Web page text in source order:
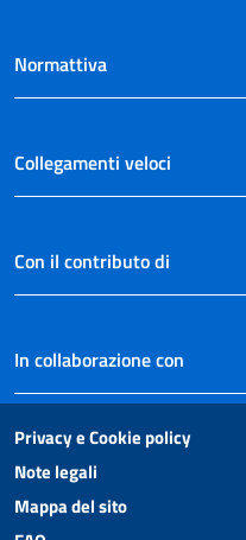
Normattiva
Collegamenti veloci
Con il contributo di
In collaborazione con
Privacy e Cookie policy
Note legali
Mappa del sito